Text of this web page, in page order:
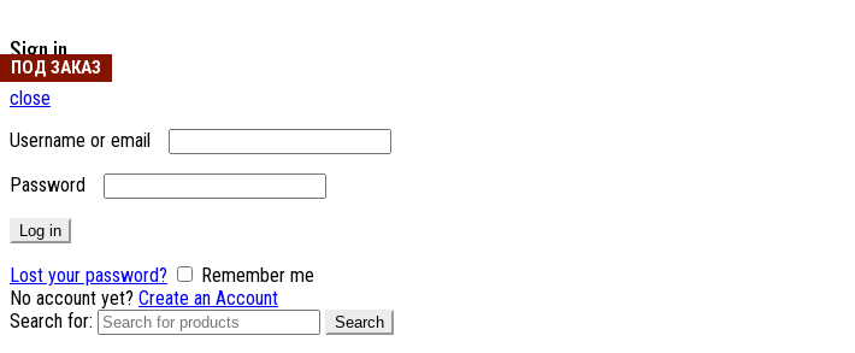
Sign in
close
Username or email
Password
Log in
Lost your password?
Remember me
No account yet? Create an Account
Search for:
Search
ПОД ЗАКАЗ
ПОД ЗАКАЗ
ПОД ЗАКАЗ
ПОД ЗАКАЗ
ПОД ЗАКАЗ
ПОД ЗАКАЗ
ПОД ЗАКАЗ
ПОД ЗАКАЗ
ПОД ЗАКАЗ